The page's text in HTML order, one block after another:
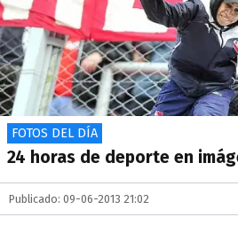
FOTOS DEL DÍA
24 horas de deporte en
Publicado: 09-06-2013 21:02